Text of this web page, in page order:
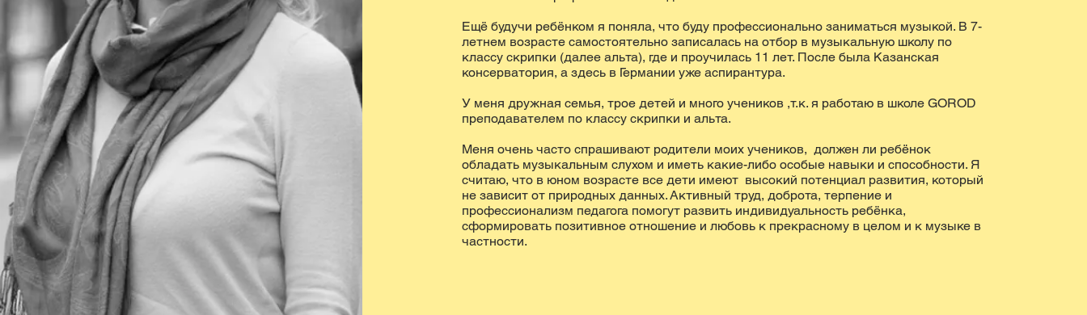
Ещё будучи ребёнком я поняла, что буду профессионально заниматься музыкой. В 7-
летнем возрасте самостоятельно записалась на отбор в музыкальную школу по
классу скрипки (далее альта), где и проучилась 11 лет. После была Казанская
консерватория, а здесь в Германии уже аспирантура.
У меня дружная семья, трое детей и много учеников ,т.к. я работаю в школе GOROD
преподавателем по классу скрипки и альта.
Меня очень часто спрашивают родители моих учеников, должен ли ребёнок
обладать музыкальным слухом и иметь какие-либо особые навыки и способности. Я
считаю, что в юном возрасте все дети имеют высокий потенциал развития, который
не зависит от природных данных. Активный труд, доброта, терпение и
профессионализм педагога помогут развить индивидуальность ребёнка,
сформировать позитивное отношение и любовь к прекрасному в целом и к музыке в
частности.